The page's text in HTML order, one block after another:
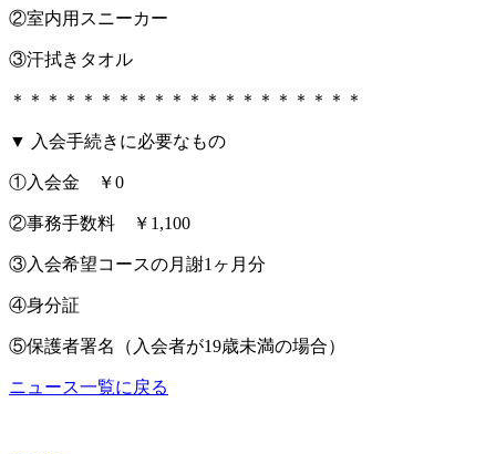
②室内用スニーカー
③汗拭きタオル
＊＊＊＊＊＊＊＊＊＊＊＊＊＊＊＊＊＊＊＊
▼ 入会手続きに必要なもの
①入会金 ￥0
②事務手数料 ￥1,100
③入会希望コースの月謝1ヶ月分
④身分証
⑤保護者署名（入会者が19歳未満の場合）
ニュース一覧に戻る